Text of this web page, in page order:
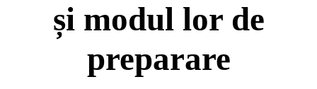
și modul lor de
preparare